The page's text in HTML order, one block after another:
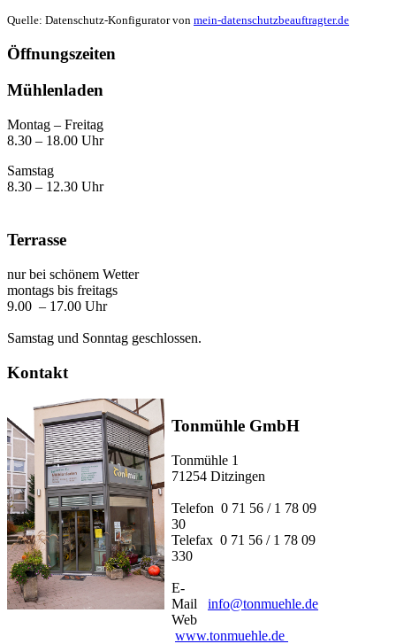
Quelle: Datenschutz-Konfigurator von mein-datenschutzbeauftragter.de
Öffnungszeiten
Mühlenladen
Montag – Freitag
8.30 – 18.00 Uhr
Samstag
8.30 – 12.30 Uhr
Terrasse
nur bei schönem Wetter
montags bis freitags
9.00 – 17.00 Uhr
Samstag und Sonntag geschlossen.
Kontakt
Tonmühle GmbH
Tonmühle 1
71254 Ditzingen
Telefon 0 71 56 / 1 78 09
30
Telefax 0 71 56 / 1 78 09
330
E-
Mail
info@tonmuehle.de
Web
www.tonmuehle.de